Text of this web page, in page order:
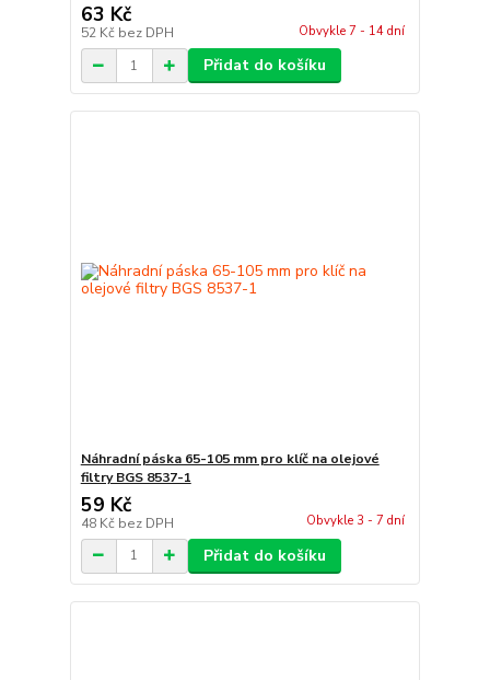
63 Kč
52 Kč bez DPH Obvykle 7 - 14 dní
Přidat do košíku
Náhradní páska 65-105 mm pro klíč na olejové
filtry BGS 8537-1
59 Kč
48 Kč bez DPH Obvykle 3 - 7 dní
Přidat do košíku